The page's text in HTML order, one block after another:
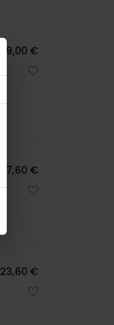
29,00 €
17,60 €
23,60 €